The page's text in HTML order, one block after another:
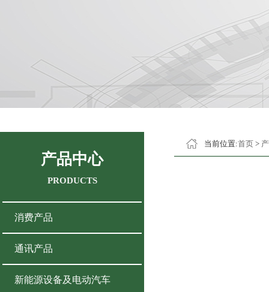
产品中心
PRODUCTS
消费产品
通讯产品
新能源设备及电动汽车
当前位置:首页 >